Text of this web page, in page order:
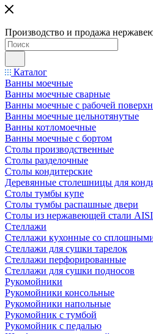
Производство и продажа
Каталог
Ванны моечные
Ванны моечные сварные
Ванны моечные с рабочей
Ванны моечные цельнотянутые
Ванны котломоечные
Ванны моечные с бортом
Столы производственные
Столы разделочные
Столы кондитерские
Деревянные столешницы для
Столы тумбы купе
Столы тумбы распашные двери
Столы из нержавеющей стали
Стеллажи
Стеллажи кухонные со
Стеллажи для сушки тарелок
Стеллажи перфорированные
Стеллажи для сушки подносов
Рукомойники
Рукомойники консольные
Рукомойники напольные
Рукомойник с тумбой
Рукомойник с педалью